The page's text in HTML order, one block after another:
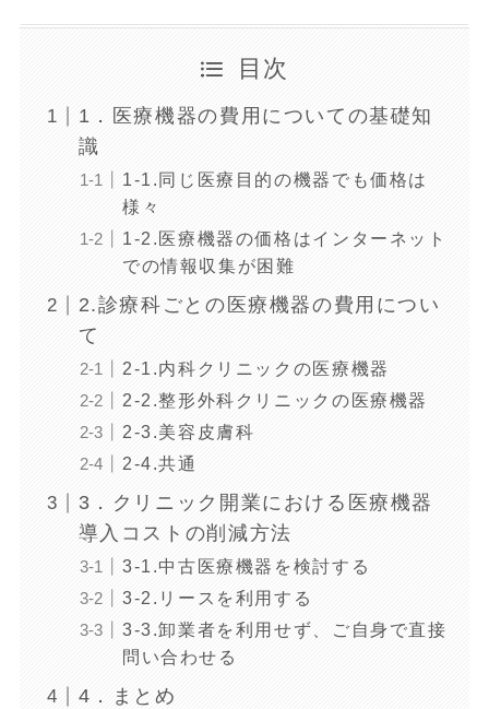
目次
1．医療機器の費用についての基礎知
識
1-1.同じ医療目的の機器でも価格は
様々
1-2.医療機器の価格はインターネット
での情報収集が困難
2.診療科ごとの医療機器の費用につい
て
2-1.内科クリニックの医療機器
2-2.整形外科クリニックの医療機器
2-3.美容皮膚科
2-4.共通
3．クリニック開業における医療機器
導入コストの削減方法
3-1.中古医療機器を検討する
3-2.リースを利用する
3-3.卸業者を利用せず、ご自身で直接
問い合わせる
4．まとめ